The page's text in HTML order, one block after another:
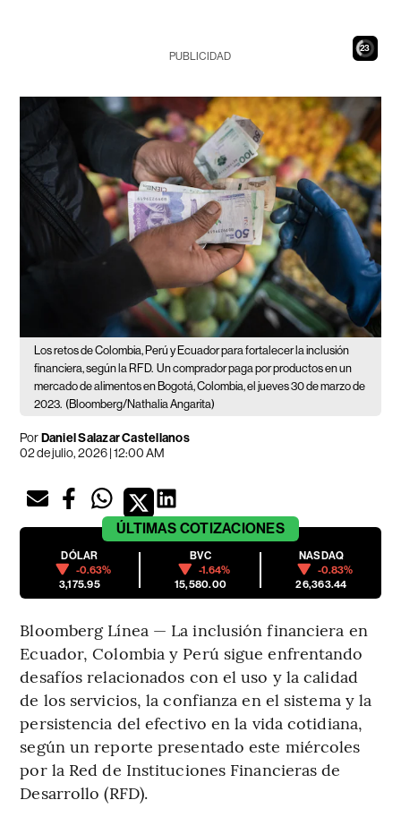
21
PUBLICIDAD
Los retos de Colombia, Perú y Ecuador para fortalecer la inclusión
financiera, según la RFD. Un comprador paga por productos en un
mercado de alimentos en Bogotá, Colombia, el jueves 30 de marzo de
2023. (Bloomberg/Nathalia Angarita)
PorDaniel Salazar Castellanos
02 de julio, 2026 | 12:00 AM
ÚLTIMAS COTIZACIONES
DÓLAR
-0.63%
3,175.95
BVC
-1.64%
15,580.00
NASDAQ
-0.83%
26,363.44
Bloomberg Línea — La inclusión financiera en
Ecuador, Colombia y Perú sigue enfrentando
desafíos relacionados con el uso y la calidad
de los servicios, la confianza en el sistema y la
persistencia del efectivo en la vida cotidiana,
según un reporte presentado este miércoles
por la Red de Instituciones Financieras de
Desarrollo (RFD).